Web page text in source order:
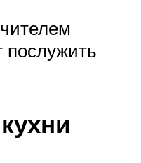
послужить